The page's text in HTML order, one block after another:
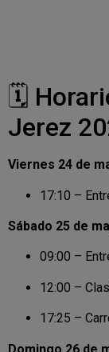
🗓️
Jerez
Viernes 24 de
17:10 –
Sábado 25 de
09:00 –
12:00 –
17:25 –
Domingo 26 de